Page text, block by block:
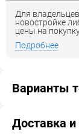
Для
новостройке
цены на
Подробнее
Варианты
Доставка и